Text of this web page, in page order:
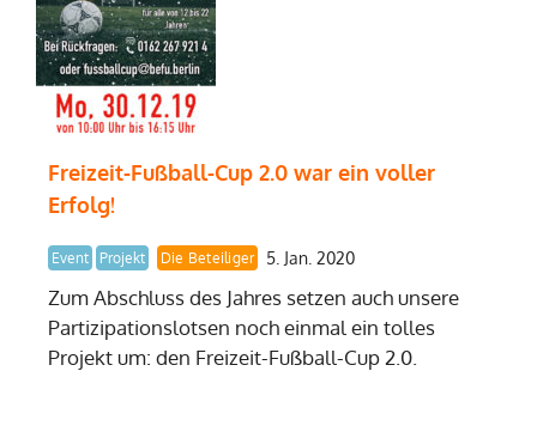
Freizeit-Fußball-Cup 2.0 war ein voller
Erfolg!
Event Projekt Die Beteiliger 5. Jan. 2020
Zum Abschluss des Jahres setzen auch unsere
Partizipationslotsen noch einmal ein tolles
Projekt um: den Freizeit-Fußball-Cup 2.0.